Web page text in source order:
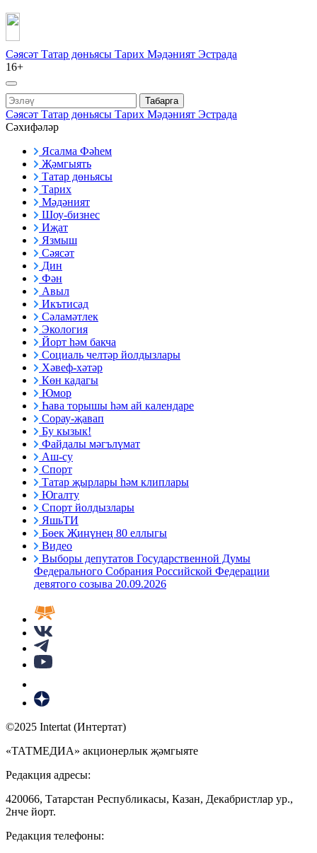
Сәясәт Татар дөньясы Тарих Мәдәният Эстрада
16+
Табарга
Сәясәт Татар дөньясы Тарих Мәдәният Эстрада
Сәхифәләр
Ясалма Фәһем
Җәмгыять
Татар дөньясы
Тарих
Мәдәният
Шоу-бизнес
Иҗат
Язмыш
Сәясәт
Дин
Фән
Авыл
Икътисад
Сәламәтлек
Экология
Йорт һәм бакча
Социаль челтәр йолдызлары
Хәвеф-хәтәр
Көн кадагы
Юмор
Һава торышы һәм ай календаре
Сорау-җавап
Бу кызык!
Файдалы мәгълүмат
Аш-су
Спорт
Татар җырлары һәм клиплары
Югалту
Спорт йолдызлары
ЯшьТИ
Бөек Җиңүнең 80 еллыгы
Видео
Выборы депутатов Государственной Думы
Федерального Собрания Российской Федерации
девятого созыва 20.09.2026
©2025 Intertat (Интертат)
«ТАТМЕДИА» акционерлык җәмгыяте
Редакция адресы:
420066, Татарстан Республикасы, Казан, Декабристлар ур.,
2нче йорт.
Редакция телефоны: